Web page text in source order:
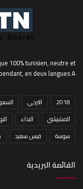
100% tunisien, neutre et
en deux langues A
2018 الترجي
المشيشي
النداء
سوسة
قيس سعيد
القائمة البريدية